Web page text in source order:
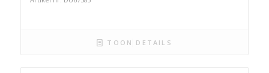
TOON DETAILS